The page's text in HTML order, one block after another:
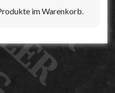
im Warenkorb.